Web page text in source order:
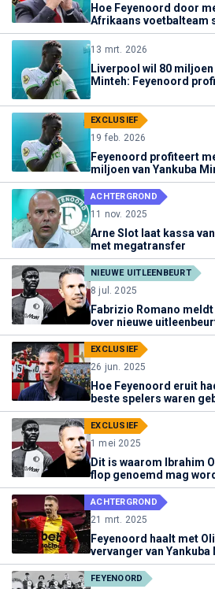
Hoe Feyenoord door
Afrikaans voetbalteam
13 mrt. 2026
Liverpool wil 80
Minteh: Feyenoord
EXCLUSIEF
19 feb. 2026
Feyenoord profiteert
miljoen van Yankuba
ACHTERGROND
11 nov. 2025
Arne Slot laat kassa
met megatransfer
NIEUWE UITLEENBEURT
8 jul. 2025
Fabrizio Romano
over nieuwe
EXCLUSIEF
26 jun. 2025
Hoe Feyenoord eruit
beste spelers waren
EXCLUSIEF
1 mei 2025
Dit is waarom Ibrahim
flop genoemd mag
ACHTERGROND
21 mrt. 2025
Feyenoord haalt met
vervanger van Yankuba
FEYENOORD